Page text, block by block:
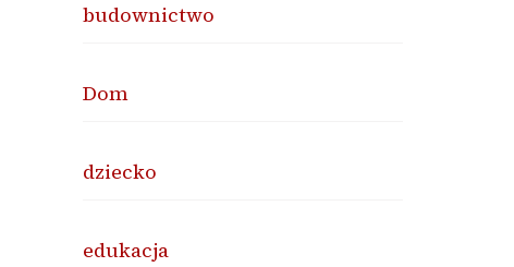
budownictwo
Dom
dziecko
edukacja